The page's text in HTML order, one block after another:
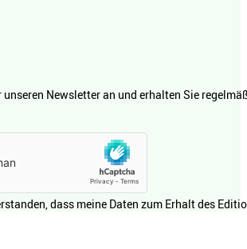
unseren Newsletter an und erhalten Sie
dass meine Daten zum Erhalt des